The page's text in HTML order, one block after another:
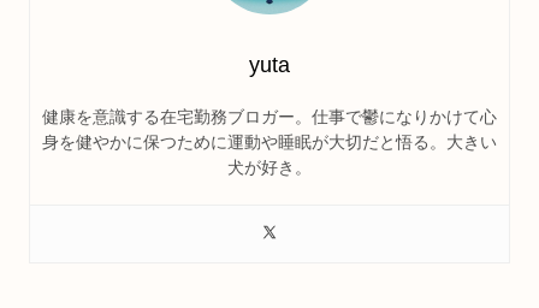
yuta
健康を意識する在宅勤務ブロガー。仕事で鬱になりかけて心
身を健やかに保つために運動や睡眠が大切だと悟る。大きい
犬が好き。